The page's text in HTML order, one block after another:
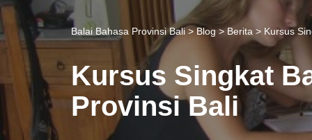
Balai Bahasa Provinsi Bali>Blog>Berita > Kursus
Kursus Singkat
Provinsi Bali